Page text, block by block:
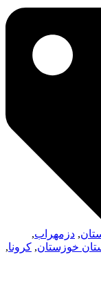
دزمهراب,
,کرونا ,